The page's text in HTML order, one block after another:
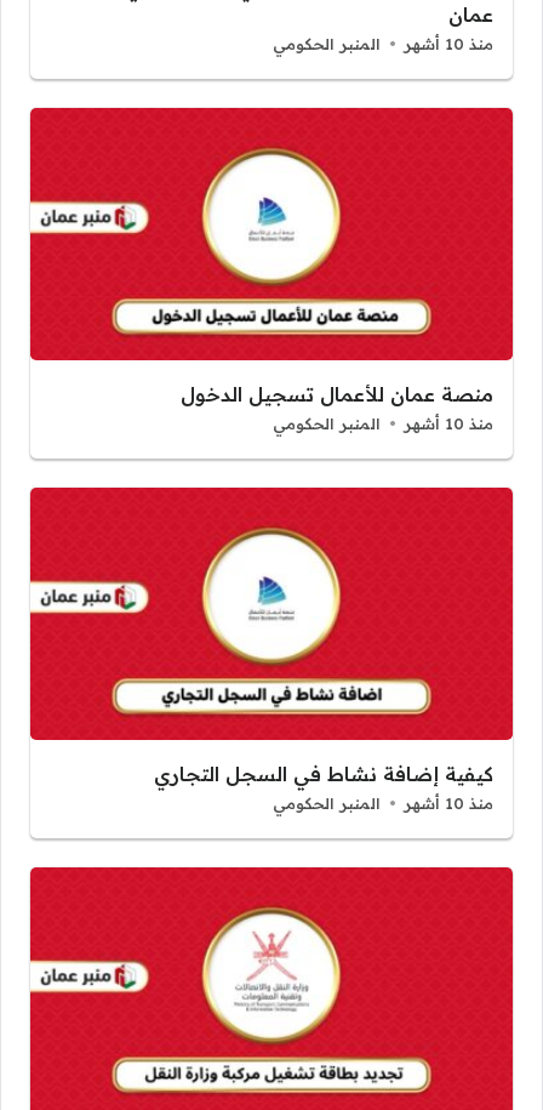
عمان
منذ 10 أشهر المنبر الحكومي
منصة عمان للأعمال تسجيل الدخول
منذ 10 أشهر المنبر الحكومي
كيفية إضافة نشاط في السجل التجاري
منذ 10 أشهر المنبر الحكومي